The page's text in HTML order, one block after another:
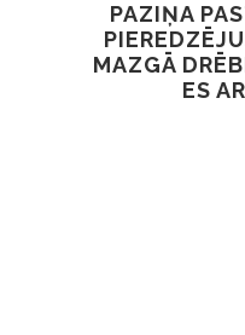
PAZIŅA
MAZGĀ
ES